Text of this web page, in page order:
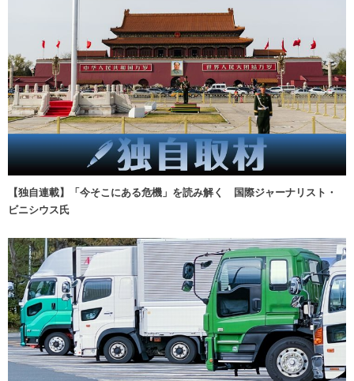
【独自連載】「今そこにある危機」を読み解く 国際ジャーナリスト・
ビニシウス氏